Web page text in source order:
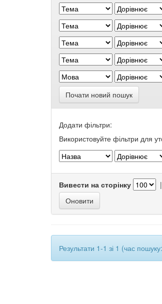
Почати новий пошук
Додати фільтри:
Використовуйте фільтри для
Вивести на сторінку |
Результати 1-1 зі 1 (час